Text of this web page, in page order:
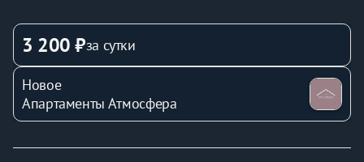
удовольствием!🏠*
🧹 Дополнительная бесплатная уборка каждые 5
дней для наших гостей.
🐶Проживание с животными запрещено.
✅Почему эта квартира отлично подходит Вам?
- удобная транспортная доступность позволит без
3 200 ₽за сутки
Новое
Апартаменты Атмосфера